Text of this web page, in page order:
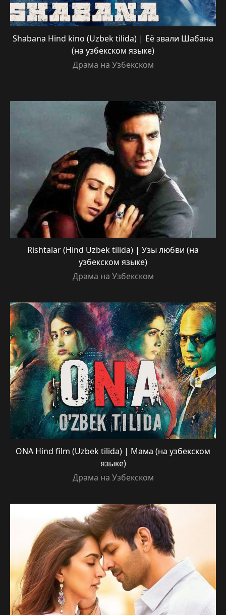
Shabana Hind kino (Uzbek tilida) | Её звали Шабана
(на узбекском языке)
Драма на Узбекском
Rishtalar (Hind Uzbek tilida) | Узы любви (на
узбекском языке)
Драма на Узбекском
ONA Hind film (Uzbek tilida) | Мама (на узбекском
языке)
Драма на Узбекском